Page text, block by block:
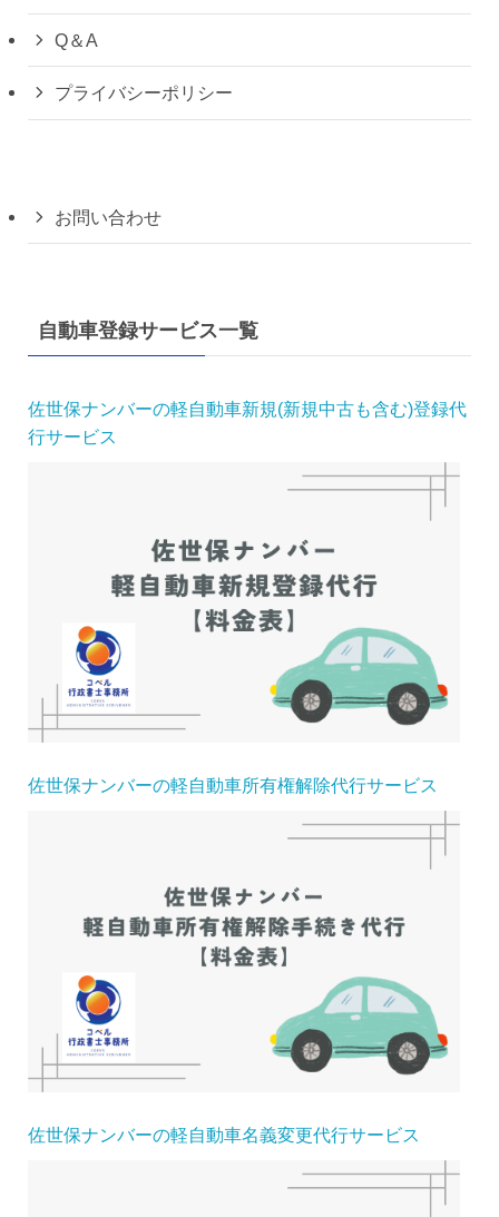
Q＆A
プライバシーポリシー
お問い合わせ
自動車登録サービス一覧
佐世保ナンバーの軽自動車新規(新規中古も含む)登録代
行サービス
佐世保ナンバーの軽自動車所有権解除代行サービス
佐世保ナンバーの軽自動車名義変更代行サービス